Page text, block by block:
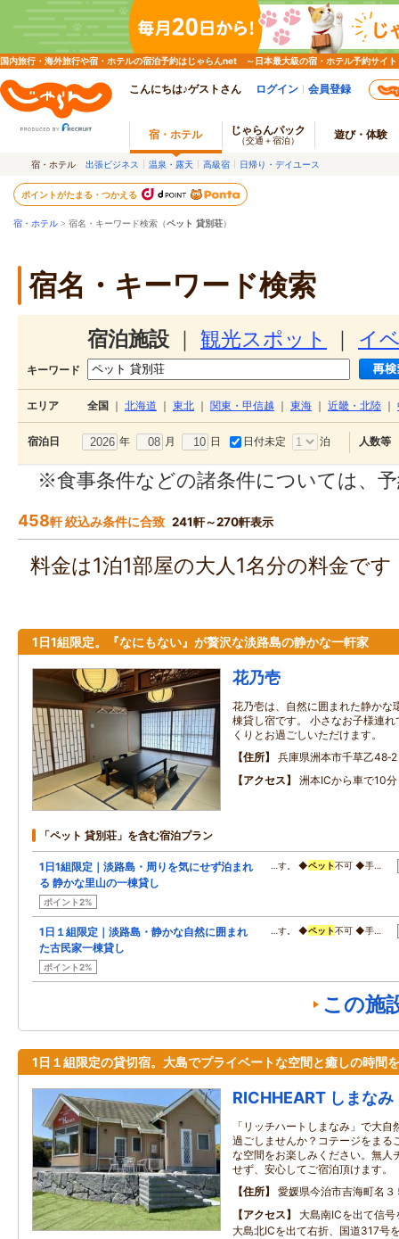
国内旅行・海外旅行や宿・ホテルの宿泊予約はじゃらんnet ～日本最大級の宿・ホテル予約サイト
こんにちは♪ゲストさん ログイン 会員登録
宿・ホテル じゃらんパック
（交通＋宿泊） 遊び・体験
宿・ホテル 出張ビジネス 温泉・露天 高級宿 日帰り・デイユース
ポイントがたまる・つかえる
宿・ホテル > 宿名・キーワード検索（ペット 貸別荘）
宿名・キーワード検索
宿泊施設 観光スポット イ
キーワード
エリア 全国 北海道 東北 関東・甲信越 東海 近畿・北陸
宿泊日 年 月 日 日付未定 泊 人数等
※食事条件などの諸条件については、
458軒 絞込み条件に合致 241軒～270軒表示
料金は1泊1部屋の大人1名分の料金で
1日1組限定。『なにもない』が贅沢な淡路島の静かな一軒家
花乃壱
花乃壱は、自然に囲まれた静かな
棟貸し宿です。 小さなお子様連
くりとお過ごしいただけます。
住所
兵庫県洲本市千草乙48‐2
アクセス
洲本ICから車で10分
「ペット 貸別荘」を含む宿泊プラン
1日1組限定｜淡路島・周りを気にせず泊まれ
る 静かな里山の一棟貸し
ポイント2%
…す。 ◆ペット不可 ◆手…
1日１組限定｜淡路島・静かな自然に囲まれ
た古民家一棟貸し
ポイント2%
…す。 ◆ペット不可 ◆手…
この施
1日１組限定の貸切宿。大島でプライベートな空間と癒しの時間
RICHHEART しまなみ
「リッチハートしまなみ」で大
過ごしませんか？コテージをまる
な空間をお楽しみください。無人
せず、安心してご宿泊頂けます。
住所
愛媛県今治市吉海町名３
アクセス
大島南ICを出て信
大島北ICを出て右折、国道317号